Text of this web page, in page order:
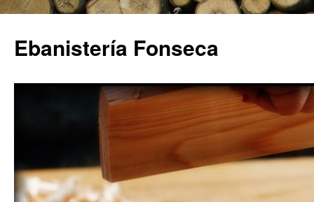
contenido
Ebanistería Fonseca